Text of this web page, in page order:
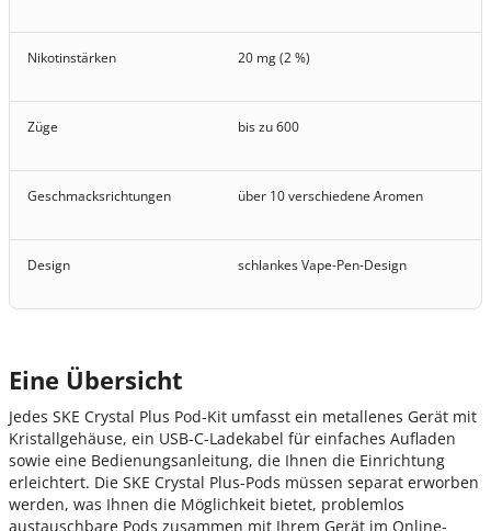
Nikotinstärken 20 mg (2 %)
Züge bis zu 600
Geschmacksrichtungen über 10 verschiedene Aromen
Design schlankes Vape-Pen-Design
Eine Übersicht
Jedes SKE Crystal Plus Pod-Kit umfasst ein metallenes Gerät mit
Kristallgehäuse, ein USB-C-Ladekabel für einfaches Aufladen
sowie eine Bedienungsanleitung, die Ihnen die Einrichtung
erleichtert. Die SKE Crystal Plus-Pods müssen separat erworben
werden, was Ihnen die Möglichkeit bietet, problemlos
austauschbare Pods zusammen mit Ihrem Gerät im Online-